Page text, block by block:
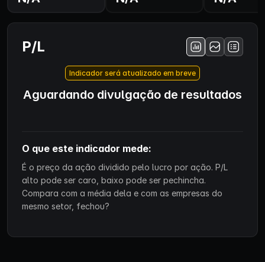
P/L
Indicador será atualizado em breve
Aguardando divulgação de resultados
O que este indicador mede:
É o preço da ação dividido pelo lucro por ação. P/L
alto pode ser caro, baixo pode ser pechincha.
Compara com a média dela e com as empresas do
mesmo setor, fechou?